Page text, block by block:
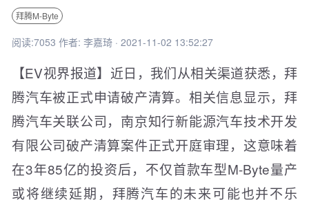
拜腾M-Byte
阅读:7053 作者: 李嘉琦 · 2021-11-02 13:52:27
【EV视界报道】近日，我们从相关渠道获悉，拜
腾汽车被正式申请破产清算。相关信息显示，拜
腾汽车关联公司，南京知行新能源汽车技术开发
有限公司破产清算案件正式开庭审理，这意味着
在3年85亿的投资后，不仅首款车型M-Byte量产
或将继续延期，拜腾汽车的未来可能也并不乐